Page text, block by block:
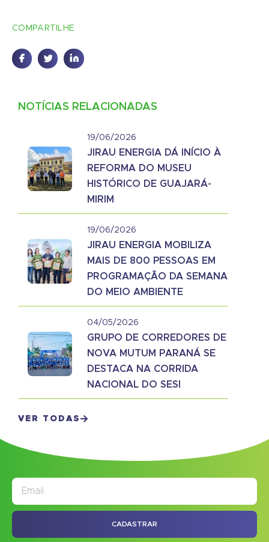
COMPARTILHE
NOTÍCIAS RELACIONADAS
19/06/2026
JIRAU ENERGIA DÁ INÍCIO À
REFORMA DO MUSEU
HISTÓRICO DE GUAJARÁ-
MIRIM
19/06/2026
JIRAU ENERGIA MOBILIZA
MAIS DE 800 PESSOAS EM
PROGRAMAÇÃO DA SEMANA
DO MEIO AMBIENTE
04/05/2026
GRUPO DE CORREDORES DE
NOVA MUTUM PARANÁ SE
DESTACA NA CORRIDA
NACIONAL DO SESI
VER TODAS
CADASTRAR